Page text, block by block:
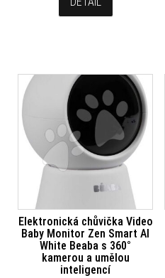
Elektronická chůvička Video
Baby Monitor Zen Smart AI
White Beaba s 360°
kamerou a umělou
inteligencí